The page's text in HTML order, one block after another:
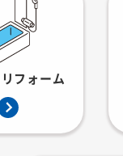
リフォーム